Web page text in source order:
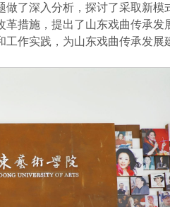
了深入分析，探讨了采取新
措施，提出了山东戏曲传承发
作实践，为山东戏曲传承发